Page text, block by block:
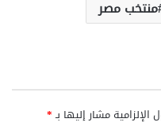
منتخب مصر
الإلزامية مشار إليها بـ*